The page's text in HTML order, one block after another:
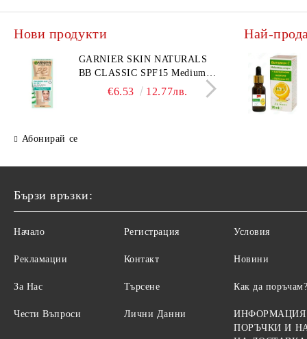
Ролки за коса
Фиби, шноли, ластици
МИГЛОИЗВИВАЧКИ
НЕСЕСЕРИ
Нови продукти
GARNIER SKIN NATURALS
BB CLASSIC SPF15 Medium
тониращ дневен крем за лице
среден нюанс за комбинирана
€6.53 12.77лв.
BL
Абонирай се
Най-
Бързи връзки:
Начало
Рекламации
За Нас
Чести Въпроси
Регистрация
Контакт
Търсене
Лични Данни
Условия
Новини
Как да поръчам?
ИНФОРМАЦИЯ
ПОРЪЧКИ И